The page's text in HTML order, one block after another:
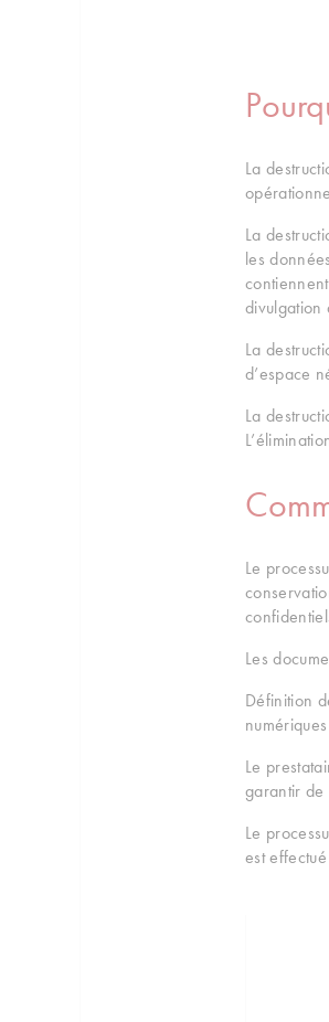
La
La
les
divulgation
La
d’espace
La
Le
Les
Définition
Le
garantir
Le
est